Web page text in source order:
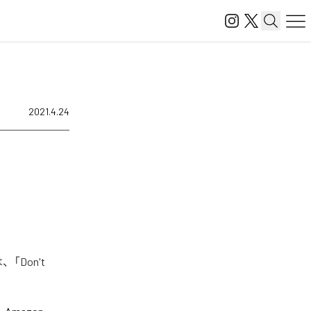
2021.4.24
「Don't